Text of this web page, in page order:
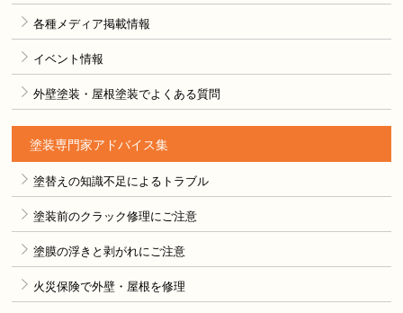
各種メディア掲載情報
イベント情報
外壁塗装・屋根塗装でよくある質問
塗装専門家アドバイス集
塗替えの知識不足によるトラブル
塗装前のクラック修理にご注意
塗膜の浮きと剥がれにご注意
火災保険で外壁・屋根を修理